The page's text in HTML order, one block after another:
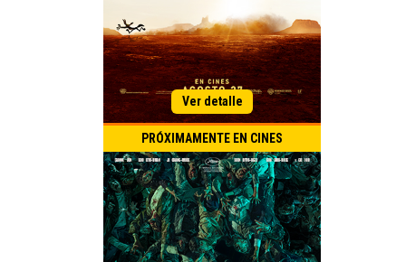
PRÓXIMAMENTE EN CINES
Título Original:
Estreno Argentina:
Género:
Acción
Terror
Zombies